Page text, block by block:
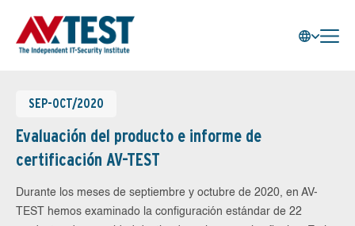
SEP-OCT/2020
Evaluación del producto e informe de
certificación AV-TEST
Durante los meses de septiembre y octubre de 2020, en AV-
TEST hemos examinado la configuración estándar de 22